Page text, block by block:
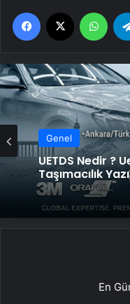
Facebook
Genel
UETDS Nedir ?
Taşımacılık
En